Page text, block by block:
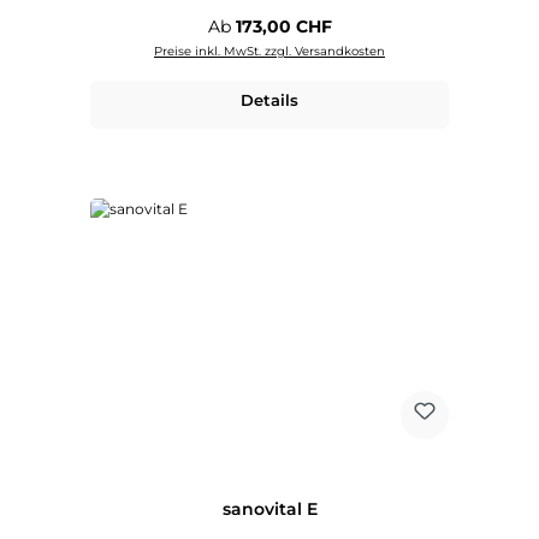
Regulärer Preis:
Ab 173,00 CHF
Preise inkl. MwSt. zzgl. Versandkosten
Details
sanovital E